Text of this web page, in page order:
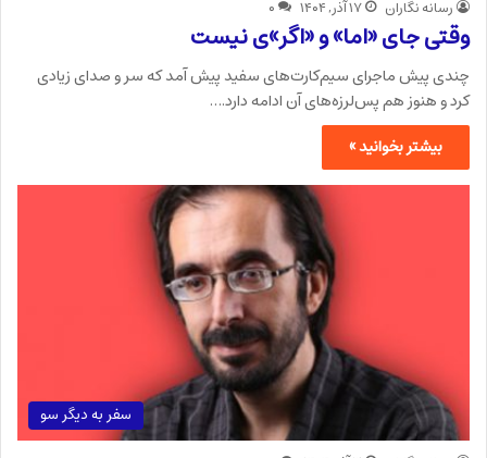
رسانه نگاران ۱۷ آذر, ۱۴۰۴ ۰
وقتی جای «اما» و «اگر»ی نیست
چندی پیش ماجرای سیم‌کارت‌های سفید پیش آمد که سر و صدای زیادی
کرد و هنوز هم پس‌لرزه‌های آن ادامه دارد.…
بیشتر بخوانید »
سفر به دیگر سو